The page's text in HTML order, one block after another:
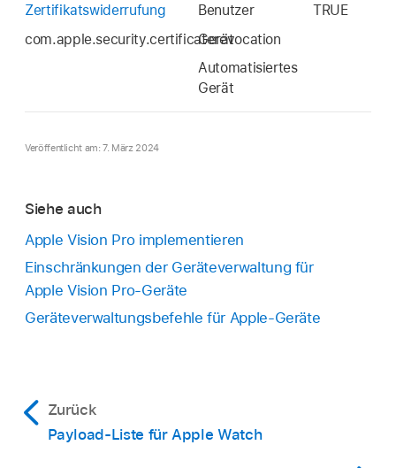
Zertifikatswiderrufung
com.apple.security.certificaterevocation
Benutzer
Gerät
Automatisiertes
Gerät
TRUE
Veröffentlicht am: 7. März 2024
Siehe auch
Apple Vision Pro implementieren
Einschränkungen der Geräteverwaltung für
Apple Vision Pro-Geräte
Geräteverwaltungsbefehle für Apple-Geräte
Zurück
Payload-Liste für Apple Watch